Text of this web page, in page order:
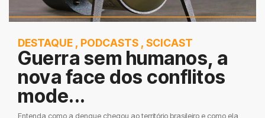
DESTAQUE , PODCASTS , SCICAST
Guerra sem humanos, a
nova face dos conflitos
mode...
Entenda como a dengue chegou ao território brasileiro e como ela